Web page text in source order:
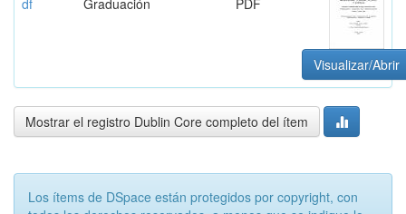
df
Graduación
PDF
Visualizar/Abrir
Mostrar el registro Dublin Core completo del ítem
Los ítems de DSpace están protegidos por copyright, con